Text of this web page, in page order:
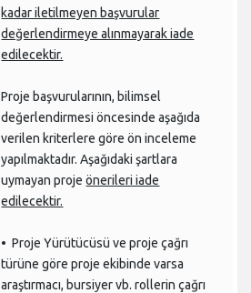
kadar iletilmeyen başvurular
değerlendirmeye alınmayarak iade
edilecektir.
Proje başvurularının, bilimsel
değerlendirmesi öncesinde aşağıda
verilen kriterlere göre ön inceleme
yapılmaktadır. Aşağıdaki şartlara
uymayan projeönerileri iade
edilecektir.
• Proje Yürütücüsü ve proje çağrı
türüne göre proje ekibinde varsa
araştırmacı, bursiyer vb. rollerin çağrı